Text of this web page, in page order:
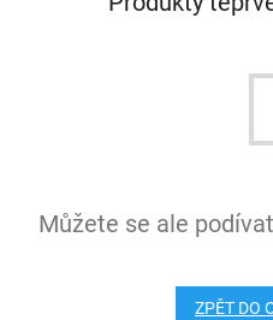
Můžete se ale
ZPĚT DO